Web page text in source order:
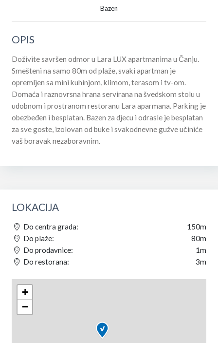
Bazen
OPIS
Doživite savršen odmor u Lara LUX apartmanima u Čanju.
Smešteni na samo 80m od plaže, svaki apartman je
opremljen sa mini kuhinjom, klimom, terasom i tv-om.
Domaća i raznovrsna hrana servirana na švedskom stolu u
udobnom i prostranom restoranu Lara aparmana. Parking je
obezbeđen i besplatan. Bazen za djecu i odrasle je besplatan
za sve goste, izolovan od buke i svakodnevne gužve učiniće
vaš boravak nezaboravnim.
LOKACIJA
Do centra grada:
150m
Do plaže:
80m
Do prodavnice:
1m
Do restorana:
3m
+
−